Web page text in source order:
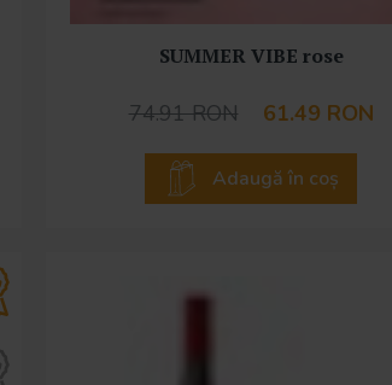
SUMMER VIBE rose
74.91 RON 61.49 RON
Adaugă în coș